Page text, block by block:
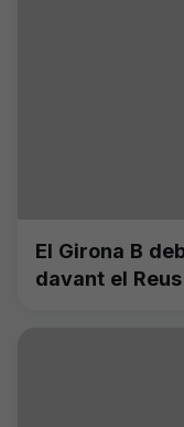
El Girona B
davant el